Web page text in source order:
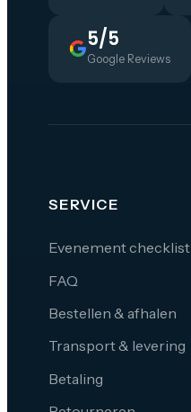
5/5
Google Reviews
SERVICE
Evenement checklist
FAQ
Bestellen & afhalen
Transport & levering
Betaling